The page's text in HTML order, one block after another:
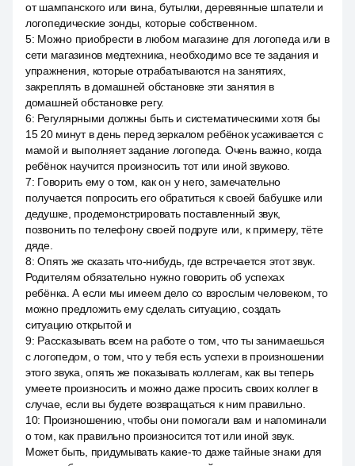
от шампанского или вина, бутылки, деревянные шпатели и
логопедические зонды, которые собственном.
5: Можно приобрести в любом магазине для логопеда или в
сети магазинов медтехника, необходимо все те задания и
упражнения, которые отрабатываются на занятиях,
закреплять в домашней обстановке эти занятия в
домашней обстановке регу.
6: Регулярными должны быть и систематическими хотя бы
15 20 минут в день перед зеркалом ребёнок усаживается с
мамой и выполняет задание логопеда. Очень важно, когда
ребёнок научится произносить тот или иной звуково.
7: Говорить ему о том, как он у него, замечательно
получается попросить его обратиться к своей бабушке или
дедушке, продемонстрировать поставленный звук,
позвонить по телефону своей подруге или, к примеру, тёте
дяде.
8:Опять же сказать что-нибудь, где встречается этот звук.
Родителям обязательно нужно говорить об успехах
ребёнка. А если мы имеем дело со взрослым человеком, то
можно предложить ему сделать ситуацию, создать
ситуацию открытой и
9: Рассказывать всем на работе о том, что ты занимаешься
с логопедом, о том, что у тебя есть успехи в произношении
этого звука, опять же показывать коллегам, как вы теперь
умеете произносить и можно даже просить своих коллег в
случае, если вы будете возвращаться к ним правильно.
10: Произношению, чтобы они помогали вам и напоминали
о том, как правильно произносится тот или иной звук.
Может быть, придумывать какие-то даже тайные знаки для